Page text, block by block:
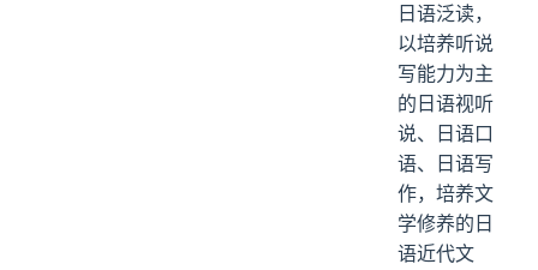
日语泛读，
以培养听说
写能力为主
的日语视听
说、日语口
语、日语写
作，培养文
学修养的日
语近代文